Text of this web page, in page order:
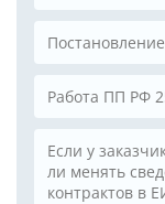
Работа ПП РФ
Если у
ли менять
контрактов в